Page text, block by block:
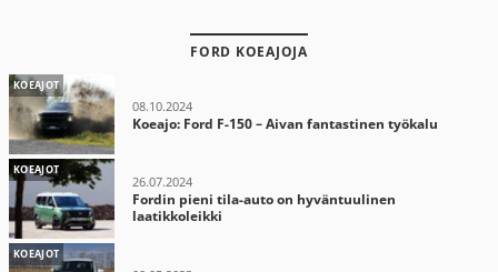
FORD KOEAJOJA
KOEAJOT
08.10.2024
Koeajo: Ford F-150 – Aivan fantastinen työkalu
KOEAJOT
26.07.2024
Fordin pieni tila-auto on hyväntuulinen
laatikkoleikki
KOEAJOT